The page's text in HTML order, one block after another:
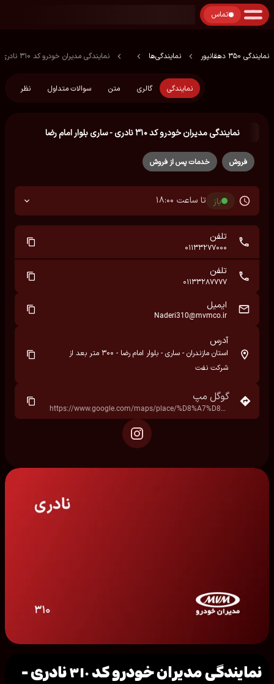
تماس
نمایندگی 350 دهقانپور نمایندگی‌ها نمایندگی مدیران خودرو کد ۳۱۰ نادری - ساری بلوار امام رضا
نمایندگی گالری متن سوالات متداول نظر
نمایندگی مدیران خودرو کد ۳۱۰ نادری - ساری بلوار امام رضا
فروش خدمات پس از فروش
باز تا ساعت 18:00
تلفن
01133277000
تلفن
01133287777
ایمیل
Naderi310@mvmco.ir
آدرس
استان مازندران - ساری - بلوار امام رضا - ۳۰۰ متر بعد از
شرکت نفت
گوگل مپ
https://www.google.com/maps/place/%D8%A7%D8%B3%D8%AA%D8%A7%D9%86+%D9%85%D8%A7%D8%B2%D9%86%D8%AF%D8%B1%D8%A7%D9%86%D8%8C+%D8%B3%D8%A7%D8%B1%DB%8C%D8%8C+%D8%A8%D9%84%D9%88%D8%A7%D8%B1+%D8%A7%D9%85%D8%A7%D9%85+%D8%B1%D8%B6%D8%A7%D8%8C+%D8%A7%DB%8C%D8%B1%D8%A7%D9%86%E2%80%AD/@36.5639077,53.1027187,17z/data=!3m1!4b1!4m6!3m5!1s0x3f853e36a01d3265:0x13f5eea2d71f86a5!8m2!3d36.5639077!4d53.1027187!16s%2Fg%2F1tx13vtn?hl=fa
نمایندگی مدیران خودرو کد ۳۱۰ نادری -